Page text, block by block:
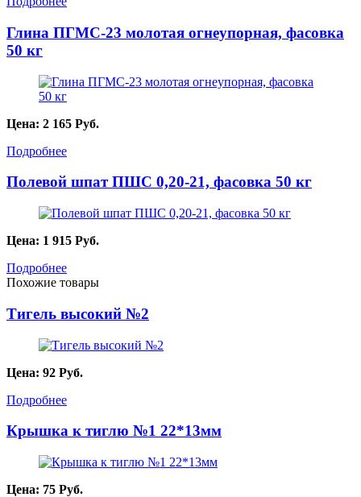
Глина ПГМС-23 молотая огнеупорная, фасовка
50 кг
Цена: 2 165 Руб.
Подробнее
Полевой шпат ПШС 0,20-21, фасовка 50 кг
Цена: 1 915 Руб.
Подробнее
Похожие товары
Тигель высокий №2
Цена: 92 Руб.
Подробнее
Крышка к тиглю №1 22*13мм
Цена: 75 Руб.